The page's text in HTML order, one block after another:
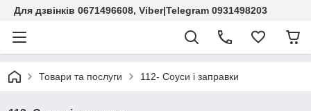
Для дзвінків 0671496608, Viber|Telegram 0931498203
Товари та послуги 112- Соуси і заправки